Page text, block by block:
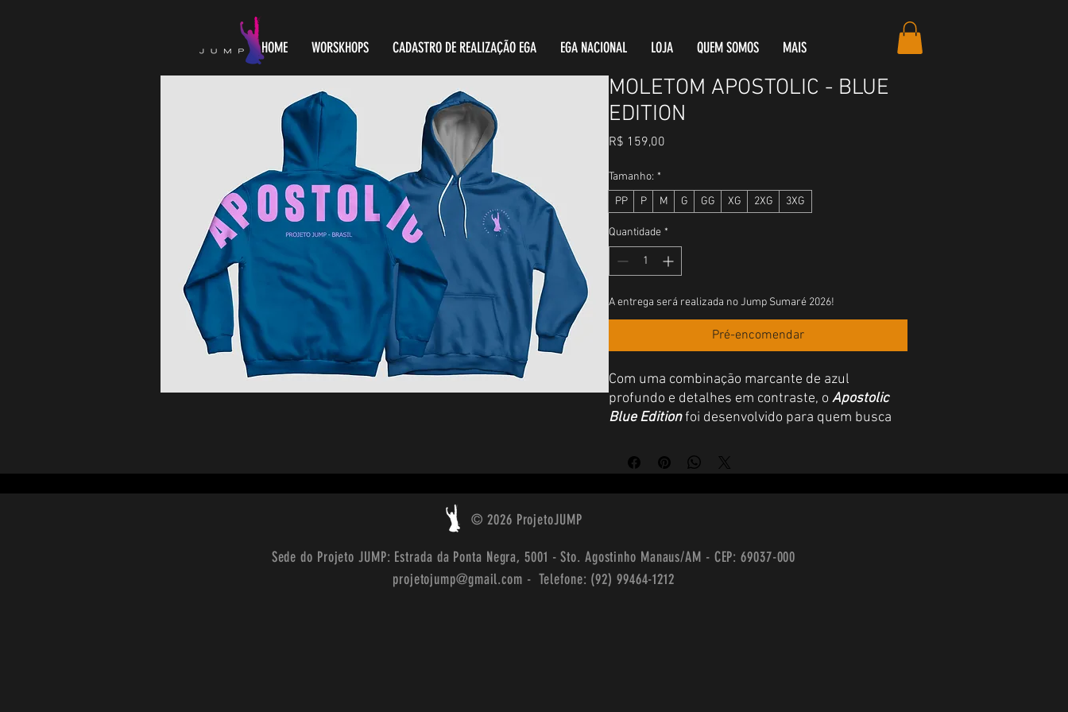
HOME WORSKHOPS CADASTRO DE REALIZAÇÃO EGA EGA NACIONAL LOJA QUEM SOMOS MAIS
MOLETOM APOSTOLIC - BLUE
EDITION
R$ 159,00
Tamanho: *
PP
P M G GG XG 2XG 3XG
Quantidade *
A entrega será realizada no Jump Sumaré 2026!
Pré-encomendar
Com uma combinação marcante de azul
profundo e detalhes em contraste, o Apostolic
Blue Editionfoi desenvolvido para quem busca
única peça.
Seu design moderno destaca elementos gráficos
A tipografia
presença e autenticidade, enquanto os detalhes
© 2026 ProjetoJUMP
Sede do Projeto JUMP: Estrada da Ponta Negra, 5001 - Sto. Agostinho Manaus/AM - CEP: 69037-000
projetojump@gmail.com - Telefone: (92) 99464-1212